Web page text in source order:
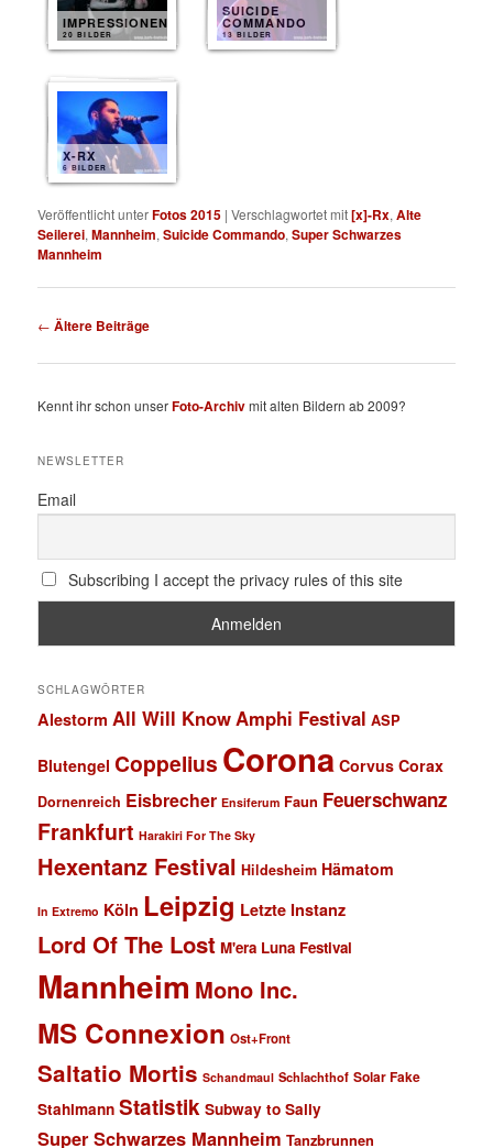
IMPRESSIONEN
20 BILDER
SUICIDE
COMMANDO
13 BILDER
X-RX
6 BILDER
Veröffentlicht unterFotos 2015 |Verschlagwortet mit[x]-Rx,Alte
Seilerei,Mannheim,Suicide Commando,Super Schwarzes
Mannheim
Beitragsnavigation
← Ältere Beiträge
Kennt ihr schon unserFoto-Archivmit alten Bildern ab 2009?
NEWSLETTER
Email
Subscribing I accept the privacy rules of this site
SCHLAGWÖRTER
Alestorm All Will KnowAmphi Festival ASP
Blutengel Coppelius Corona Corvus Corax
Dornenreich Eisbrecher Ensiferum Faun Feuerschwanz
Frankfurt Harakiri For The Sky
Hexentanz Festival Hildesheim Hämatom
In Extremo Köln Leipzig Letzte Instanz
Lord Of The Lost M'era Luna Festival
Mannheim Mono Inc.
MS Connexion Ost+Front
Saltatio Mortis Schandmaul Schlachthof Solar Fake
Stahlmann Statistik Subway to Sally
Super Schwarzes Mannheim Tanzbrunnen